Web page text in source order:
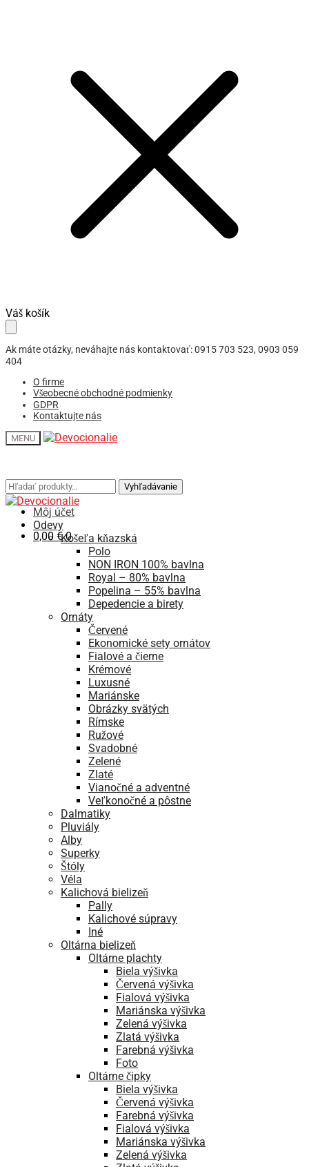
Skip
to
navigation
Skip
to
content
Váš košík
Ak máte otázky, neváhajte nás kontaktovať: 0915 703 523, 0903 059
404
O firme
Všeobecné obchodné podmienky
GDPR
Kontaktujte nás
MENU
Hľadať: Vyhľadávanie
Môj účet
0,00 € 0
Hľadať: Vyhľadávanie
Odevy
Košeľa kňazská
Polo
NON IRON 100% bavlna
Royal – 80% bavlna
Popelina – 55% bavlna
Depedencie a birety
Ornáty
Červené
Ekonomické sety ornátov
Fialové a čierne
Krémové
Luxusné
Mariánske
Obrázky svätých
Rímske
Ružové
Svadobné
Zelené
Zlaté
Vianočné a adventné
Veľkonočné a pôstne
Dalmatiky
Pluviály
Alby
Superky
Štóly
Véla
Kalichová bielizeň
Pally
Kalichové súpravy
Iné
Oltárna bielizeň
Oltárne plachty
Biela výšivka
Červená výšivka
Fialová výšivka
Mariánska výšivka
Zelená výšivka
Zlatá výšivka
Farebná výšivka
Foto
Oltárne čipky
Biela výšivka
Červená výšivka
Farebná výšivka
Fialová výšivka
Mariánska výšivka
Zelená výšivka